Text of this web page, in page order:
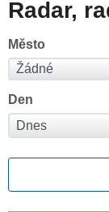
Radar,
Město
Den